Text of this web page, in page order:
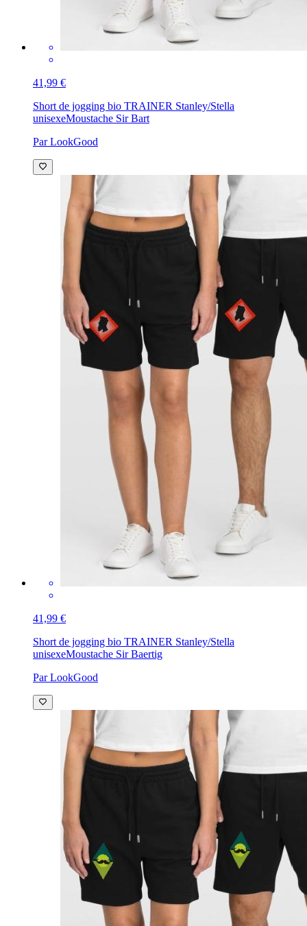
41,99 €
Short de jogging bio TRAINER Stanley/Stella
unisexeMoustache Sir Bart
Par LookGood
41,99 €
Short de jogging bio TRAINER Stanley/Stella
unisexeMoustache Sir Baertig
Par LookGood